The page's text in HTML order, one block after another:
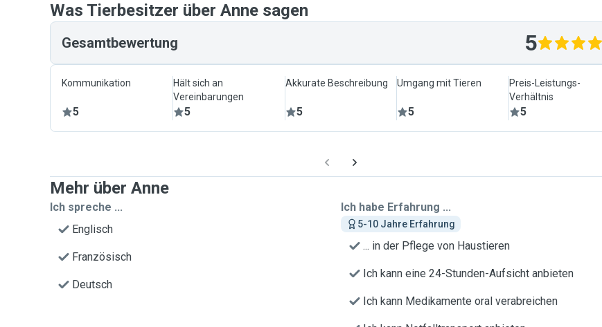
Was Tierbesitzer über Anne sagen
Gesamtbewertung 5
Kommunikation
5
Hält sich an
Vereinbarungen
5
Akkurate Beschreibung
5
Umgang mit Tieren
5
Preis-Leistungs-
Verhältnis
5
Mehr über Anne
Ich spreche ...
Englisch
Französisch
Deutsch
Ich habe Erfahrung ...
5-10 Jahre Erfahrung
... in der Pflege von Haustieren
Ich kann eine 24-Stunden-Aufsicht anbieten
Ich kann Medikamente oral verabreichen